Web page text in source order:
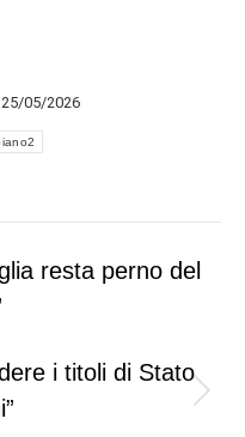
25/05/2026
resta perno del
i titoli di Stato